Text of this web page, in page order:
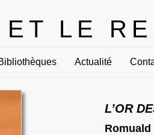
LE
Actualité
L’OR